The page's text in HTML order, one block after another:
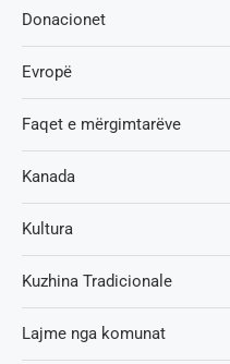
Donacionet
Evropë
Faqet e mërgimtarëve
Kanada
Kultura
Kuzhina Tradicionale
Lajme nga komunat